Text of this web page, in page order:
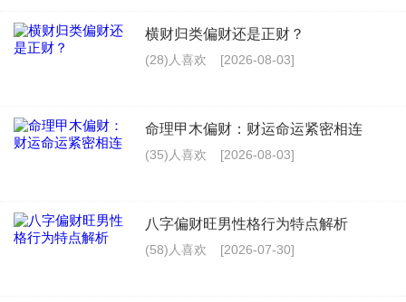
横财归类偏财还是正财？
(28)人喜欢 [2026-08-03]
命理甲木偏财：财运命运紧密相连
(35)人喜欢 [2026-08-03]
八字偏财旺男性格行为特点解析
(58)人喜欢 [2026-07-30]